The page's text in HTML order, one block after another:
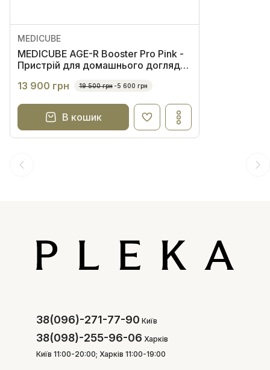
MEDICUBE
MEDICUBE AGE-R Booster Pro Pink -
Пристрій для домашнього догляду
13 900 грн 19 500 грн -5 600 грн
В кошик
38(096)-271-77-90 Київ
38(098)-255-96-06 Харків
Київ 11:00-20:00; Харків 11:00-19:00